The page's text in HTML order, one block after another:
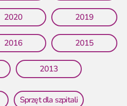
2020 2019
2016 2015
2013
Sprzęt dla szpitali